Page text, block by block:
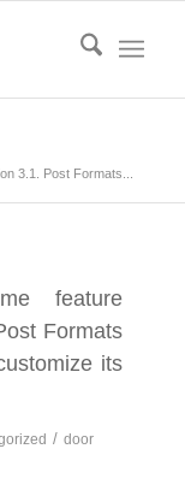
3.1. Post Formats...
feature
Formats
its
/ door